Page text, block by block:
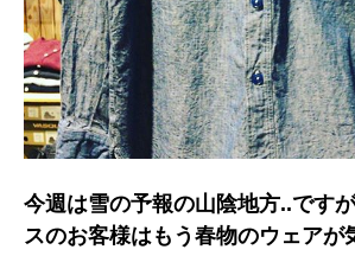
今週は雪の予報の山陰地方..です
スのお客様はもう春物のウェアが